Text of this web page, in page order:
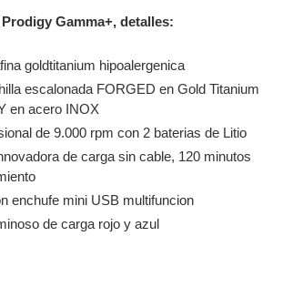
Gamma+, detalles:
goldtitanium hipoalergenica
escalonada FORGED en Gold Titanium
en acero INOX
de 9.000 rpm con 2 baterias de Litio
de carga sin cable, 120 minutos
enchufe mini USB multifuncion
de carga rojo y azul